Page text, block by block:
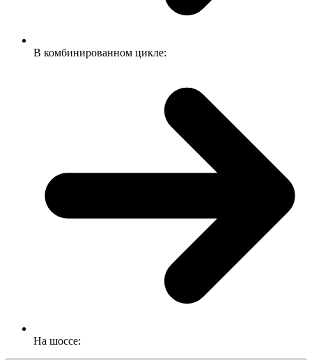
В комбинированном цикле:
На шоссе: